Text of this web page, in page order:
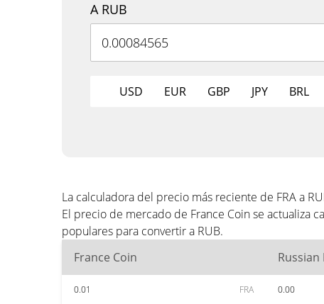
A RUB
USD EUR GBP JPY BRL
La calculadora del precio más reciente de FRA a
El precio de mercado de France Coin se actualiza
populares para convertir a RUB.
France Coin
Russian
0.01 FRA 0.00